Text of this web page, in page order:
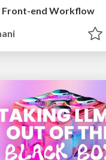
end Workflow